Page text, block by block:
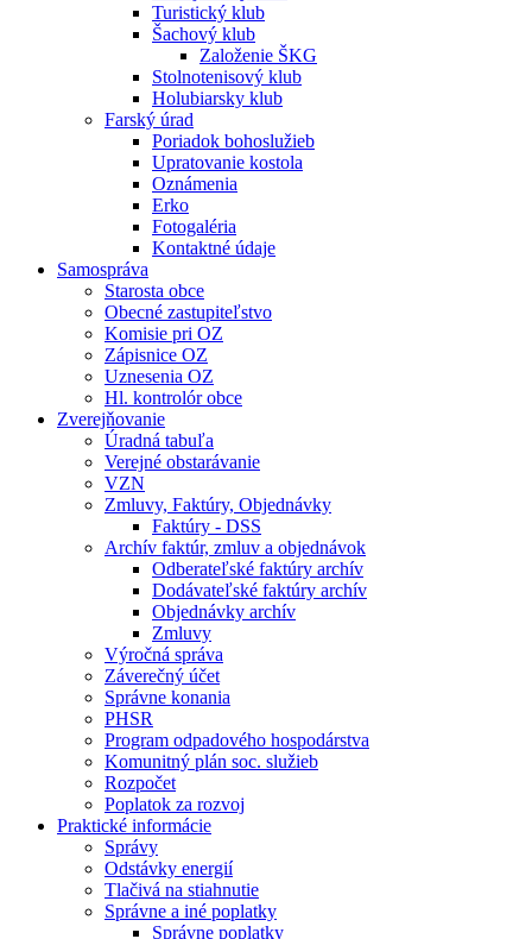
Turistický klub
Šachový klub
Založenie ŠKG
Stolnotenisový klub
Holubiarsky klub
Farský úrad
Poriadok bohoslužieb
Upratovanie kostola
Oznámenia
Erko
Fotogaléria
Kontaktné údaje
Samospráva
Starosta obce
Obecné zastupiteľstvo
Komisie pri OZ
Zápisnice OZ
Uznesenia OZ
Hl. kontrolór obce
Zverejňovanie
Úradná tabuľa
Verejné obstarávanie
VZN
Zmluvy, Faktúry, Objednávky
Faktúry - DSS
Archív faktúr, zmluv a objednávok
Odberateľské faktúry archív
Dodávateľské faktúry archív
Objednávky archív
Zmluvy
Výročná správa
Záverečný účet
Správne konania
PHSR
Program odpadového hospodárstva
Komunitný plán soc. služieb
Rozpočet
Poplatok za rozvoj
Praktické informácie
Správy
Odstávky energií
Tlačivá na stiahnutie
Správne a iné poplatky
Správne poplatky